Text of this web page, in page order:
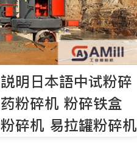
明日本語中试粉碎
粉碎机 粉碎铁盒
碎机 易拉罐粉碎机